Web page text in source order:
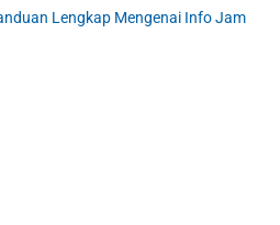
Lengkap Mengenai Info Jam